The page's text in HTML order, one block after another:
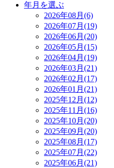
年月を選ぶ
2026年08月(6)
2026年07月(19)
2026年06月(20)
2026年05月(15)
2026年04月(19)
2026年03月(21)
2026年02月(17)
2026年01月(21)
2025年12月(12)
2025年11月(16)
2025年10月(20)
2025年09月(20)
2025年08月(17)
2025年07月(22)
2025年06月(21)